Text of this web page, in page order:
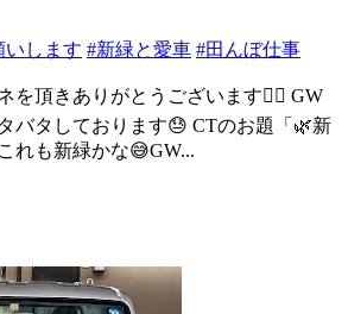
いします #新緑と愛車 #田んぼ仕事
を頂きありがとうございます🙇‍♂️ GW
バタしております😓 CTのお題「🌿新
れも新緑かな😅GW...